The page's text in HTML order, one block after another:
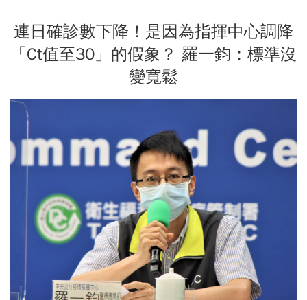
連日確診數下降！是因為指揮中心調降
「Ct值至30」的假象？ 羅一鈞：標準沒
變寬鬆